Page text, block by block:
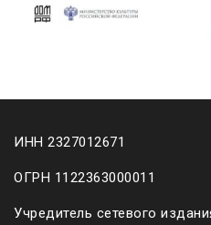
ИНН 2327012671
ОГРН 1122363000011
Учредитель сетевого